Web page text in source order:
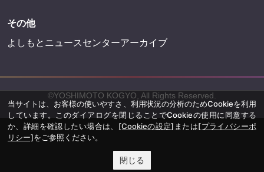
その他
よしもとニュースセンターアーカイブ
©YOSHIMOTO KOGYO, All Rights Reserved.
当サイトは、お客様の使いやすさ、利用状況の分析のためCookieを利用
しています。このダイアログを閉じることでCookieの使用に同意する
か、詳細を確認したい場合は、 [Cookieの設定] または[プライバシーポ
リシー]をご参照ください。
閉じる